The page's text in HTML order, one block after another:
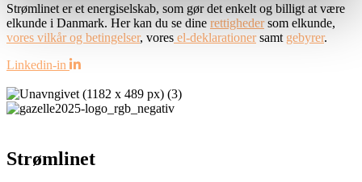
Strømlinet er et energiselskab, som gør det enkelt og billigt at være
elkunde i Danmark. Her kan du se dine rettighedersom elkunde,
vores vilkår og betingelser, vores el-deklarationersamt gebyrer.
Linkedin-in
Strømlinet